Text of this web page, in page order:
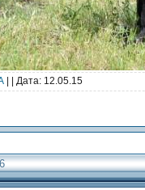
| | Дата: 12.05.15